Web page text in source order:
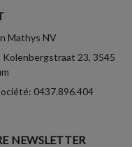
Mathys NV
23, 3545
0437.896.404
NEWSLETTER